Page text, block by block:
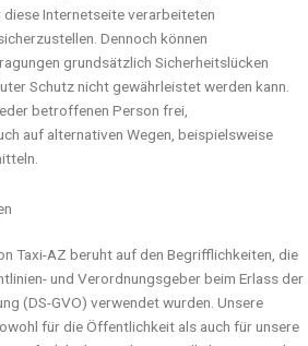
Internetseite verarbeiteten
Dennoch können
grundsätzlich Sicherheitslücken
Schutz nicht gewährleistet werden kann.
betroffenen Person frei,
auf alternativen Wegen, beispielsweise
Taxi-AZ beruht auf den Begrifflichkeiten, die
und Verordnungsgeber beim Erlass der
(DS-GVO) verwendet wurden. Unsere
für die Öffentlichkeit als auch für unsere